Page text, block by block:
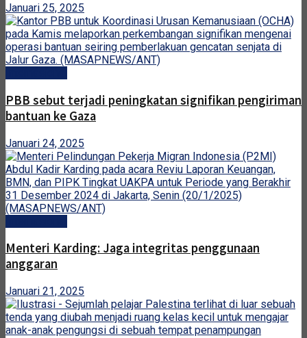
Januari 25, 2025
PBB sebut terjadi peningkatan signifikan pengiriman
bantuan ke Gaza
Januari 24, 2025
Menteri Karding: Jaga integritas penggunaan
anggaran
Januari 21, 2025